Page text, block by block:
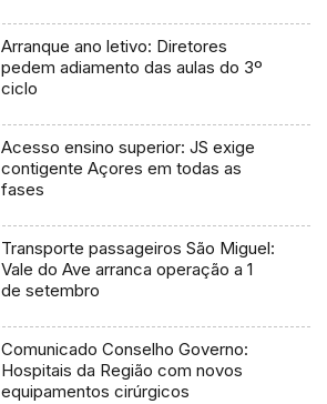
Arranque ano letivo: Diretores
pedem adiamento das aulas do 3º
ciclo
Acesso ensino superior: JS exige
contigente Açores em todas as
fases
Transporte passageiros São Miguel:
Vale do Ave arranca operação a 1
de setembro
Comunicado Conselho Governo:
Hospitais da Região com novos
equipamentos cirúrgicos